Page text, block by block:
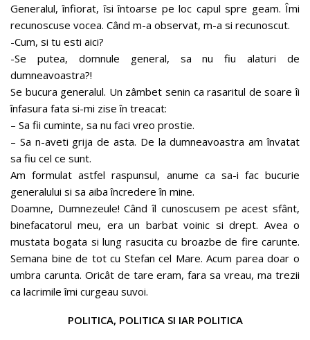
Generalul, înfiorat, îsi întoarse pe loc capul spre geam. Îmi
recunoscuse vocea. Când m-a observat, m-a si recunoscut.
-Cum, si tu esti aici?
-Se putea, domnule general, sa nu fiu alaturi de
dumneavoastra?!
Se bucura generalul. Un zâmbet senin ca rasaritul de soare îi
înfasura fata si-mi zise în treacat:
– Sa fii cuminte, sa nu faci vreo prostie.
– Sa n-aveti grija de asta. De la dumneavoastra am învatat
sa fiu cel ce sunt.
Am formulat astfel raspunsul, anume ca sa-i fac bucurie
generalului si sa aiba încredere în mine.
Doamne, Dumnezeule! Când îl cunoscusem pe acest sfânt,
binefacatorul meu, era un barbat voinic si drept. Avea o
mustata bogata si lung rasucita cu broazbe de fire carunte.
Semana bine de tot cu Stefan cel Mare. Acum parea doar o
umbra carunta. Oricât de tare eram, fara sa vreau, ma trezii
ca lacrimile îmi curgeau suvoi.
POLITICA, POLITICA SI IAR POLITICA